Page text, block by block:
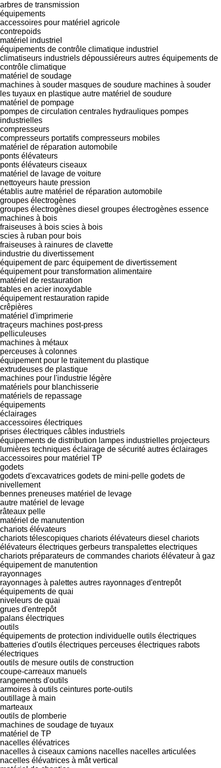
arbres de transmission
équipements
accessoires pour matériel agricole
contrepoids
matériel industriel
équipements de contrôle climatique industriel
climatiseurs industriels dépoussiéreurs autres équipements de
contrôle climatique
matériel de soudage
machines à souder masques de soudure machines à souder
les tuyaux en plastique autre matériel de soudure
matériel de pompage
pompes de circulation centrales hydrauliques pompes
industrielles
compresseurs
compresseurs portatifs compresseurs mobiles
matériel de réparation automobile
ponts élévateurs
ponts élévateurs ciseaux
matériel de lavage de voiture
nettoyeurs haute pression
établis autre matériel de réparation automobile
groupes électrogènes
groupes électrogènes diesel groupes électrogènes essence
machines à bois
fraiseuses à bois scies à bois
scies à ruban pour bois
fraiseuses à rainures de clavette
industrie du divertissement
équipement de parc équipement de divertissement
équipement pour transformation alimentaire
matériel de restauration
tables en acier inoxydable
équipement restauration rapide
crêpières
matériel d'imprimerie
traçeurs machines post-press
pelliculeuses
machines à métaux
perceuses à colonnes
équipement pour le traitement du plastique
extrudeuses de plastique
machines pour l'industrie légère
matériels pour blanchisserie
matériels de repassage
équipements
éclairages
accessoires électriques
prises électriques câbles industriels
équipements de distribution lampes industrielles projecteurs
lumières techniques éclairage de sécurité autres éclairages
accessoires pour matériel TP
godets
godets d'excavatrices godets de mini-pelle godets de
nivellement
bennes preneuses matériel de levage
autre matériel de levage
râteaux pelle
matériel de manutention
chariots élévateurs
chariots télescopiques chariots élévateurs diesel chariots
élévateurs électriques gerbeurs transpalettes electriques
chariots préparateurs de commandes chariots élévateur à gaz
équipement de manutention
rayonnages
rayonnages à palettes autres rayonnages d'entrepôt
équipements de quai
niveleurs de quai
grues d'entrepôt
palans électriques
outils
équipements de protection individuelle outils électriques
batteries d'outils électriques perceuses électriques rabots
électriques
outils de mesure outils de construction
coupe-carreaux manuels
rangements d'outils
armoires à outils ceintures porte-outils
outillage à main
marteaux
outils de plomberie
machines de soudage de tuyaux
matériel de TP
nacelles élévatrices
nacelles à ciseaux camions nacelles nacelles articulées
nacelles élévatrices à mât vertical